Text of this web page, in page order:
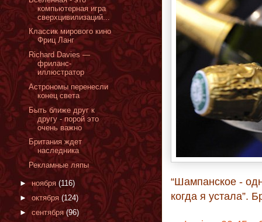
“Шампанское -
когда я устала”.
компьютерная игра
сверхцивилизаций...
Классик мирового кино
Фриц Ланг
Richard Davies —
фриланс-
иллюстратор
Астрономы перенесли
конец света
Быть ближе друг к
другу - порой это
очень важно
Британия ждет
наследника
Рекламные ляпы
►ноября (116)
► октября (124)
► сентября(96)